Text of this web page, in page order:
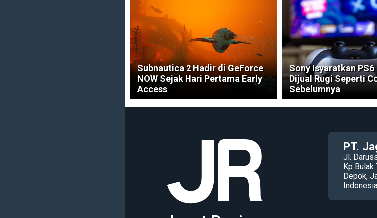
Subnautica 2 Hadir di GeForce
NOW Sejak Hari Pertama Early
Access
Sony Isyaratkan PS6
Dijual Rugi Seperti
Sebelumnya
PT.
Jl.
Kp Bulak
Depok,
Indonesia